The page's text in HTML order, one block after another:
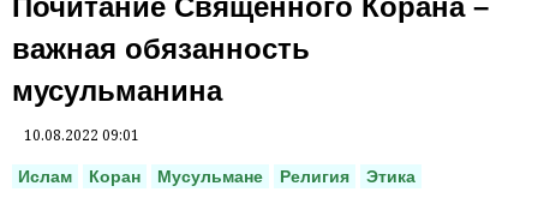
Почитание Священного Корана –
важная обязанность
мусульманина
10.08.2022 09:01
Ислам Коран Мусульмане Религия Этика